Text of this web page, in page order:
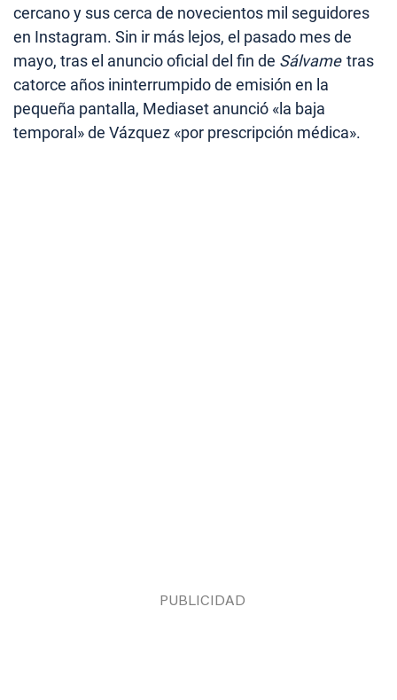
cercano y sus cerca de novecientos mil seguidores
en Instagram. Sin ir más lejos, el pasado mes de
mayo, tras el anuncio oficial del fin de Sálvame tras
catorce años ininterrumpido de emisión en la
pequeña pantalla, Mediaset anunció «la baja
temporal» de Vázquez «por prescripción médica».